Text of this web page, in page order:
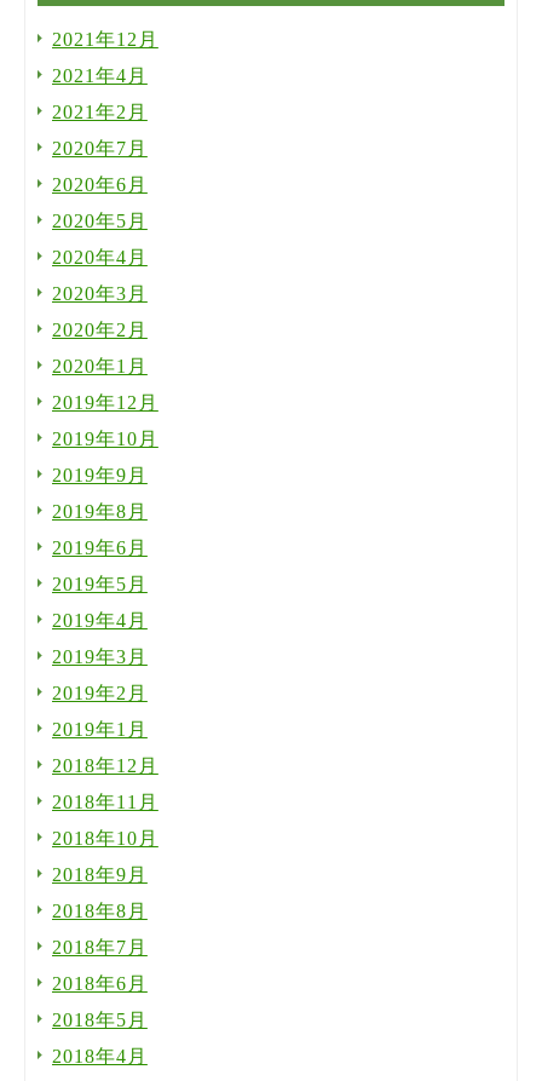
2021年12月
2021年4月
2021年2月
2020年7月
2020年6月
2020年5月
2020年4月
2020年3月
2020年2月
2020年1月
2019年12月
2019年10月
2019年9月
2019年8月
2019年6月
2019年5月
2019年4月
2019年3月
2019年2月
2019年1月
2018年12月
2018年11月
2018年10月
2018年9月
2018年8月
2018年7月
2018年6月
2018年5月
2018年4月